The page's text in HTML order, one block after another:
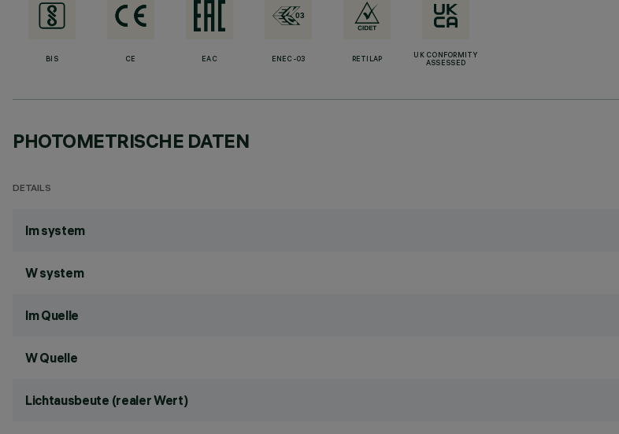
BIS CE EAC ENEC-03 RETILAP
UK CONFORMITY
ASSESSED
PHOTOMETRISCHE DATEN
DETAILS
lm system
W system
lm Quelle
W Quelle
Lichtausbeute (realer Wert)